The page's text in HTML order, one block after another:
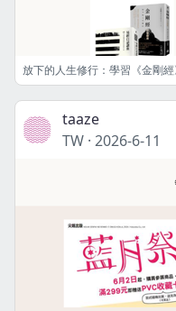
taaze
TW · 2026-6-11